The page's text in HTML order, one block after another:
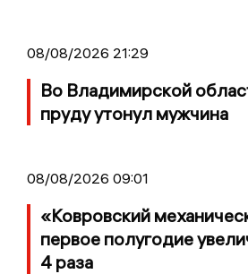
08/08/2026 21:29
Во Владимирской
пруду утонул мужчина
08/08/2026 09:01
«Ковровский
первое полугодие
4 раза